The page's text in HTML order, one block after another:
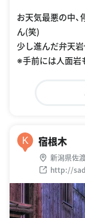
お天気最悪の中
ん(笑)
少し進んだ弁天岩
※手前には人面岩
K 宿根木
新潟県佐
http://